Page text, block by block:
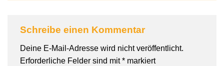
Schreibe einen Kommentar
Deine E-Mail-Adresse wird nicht veröffentlicht.
Erforderliche Felder sind mit* markiert